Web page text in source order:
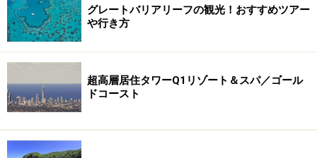
ます。亜熱帯雨林の中は足場が悪いところもあるため、
暖かい服装と歩きやすい靴で。トイレもないのでスター
ト地点ですませておきましょう。
写真撮影も禁止されているので、思い出はしっかりと目
に焼き付けて！ 星空もキレイで天気のよい日は日本では
見れない南十字星もはっきりと見ることができますよ。
グレートバリアリーフの観光！おすすめツアー
や行き方
超高層居住タワーQ1リゾート＆スパ／ゴール
ドコースト